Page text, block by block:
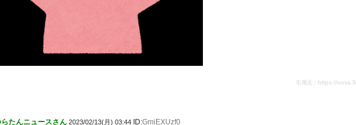
引用元：https://
たんニュースさん 2023/02/13(月) 03:44 ID:GmiEXUzf0